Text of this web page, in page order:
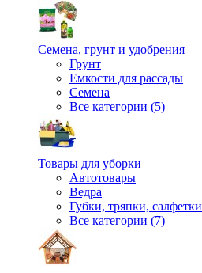
Семена, грунт и удобрения
Грунт
Емкости для рассады
Семена
Все категории (5)
Товары для уборки
Автотовары
Ведра
Губки, тряпки, салфетки
Все категории (7)